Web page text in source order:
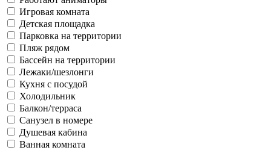
Игровая комната
Детская площадка
Парковка на территории
Пляж рядом
Бассейн на территории
Лежаки/шезлонги
Кухня с посудой
Холодильник
Балкон/терраса
Санузел в номере
Душевая кабина
Ванная комната